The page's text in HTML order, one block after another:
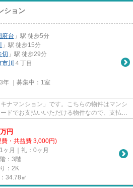
ション
府台 」駅 徒歩5分
」駅 徒歩15分
切 」駅 徒歩29分
市川 ４丁目
｜募集中： 1室
ナマンション」です。こちらの物件はマンシ
ドでお支払いいただける物件なので、支払い
万円
費・共益費 3,000円)
ヶ月｜礼：0ヶ月
：3階
：2K
34.78㎡